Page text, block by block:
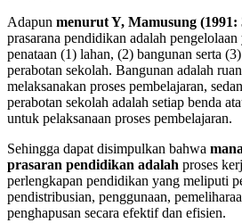
Adapun menurut Y, Mamusung (1991:
prasarana pendidikan adalah
penataan (1) lahan, (2) bangunan serta
perabotan sekolah. Bangunan adalah
melaksanakan proses pembelajaran,
perabotan sekolah adalah setiap benda
untuk pelaksanaan proses pembelajaran.
Sehingga dapat disimpulkan bahwa
prasaran pendidikan adalah proses
perlengkapan pendidikan yang meliputi
pendistribusian, penggunaan,
penghapusan secara efektif dan efisien.